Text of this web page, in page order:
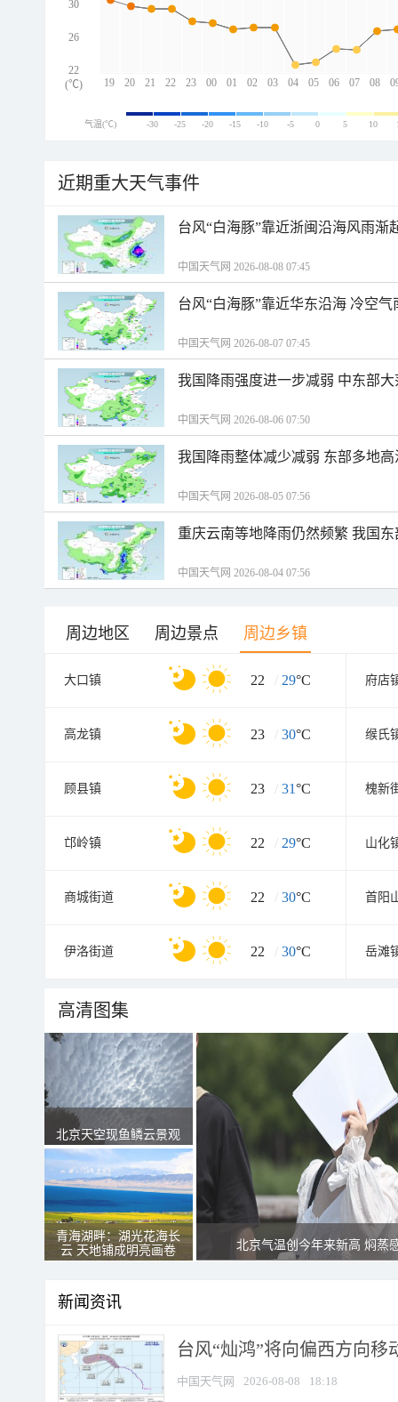
19 20 21 22 23 00 01 02 03 04 05 06 07 08
30
26
22
(℃)
气温(℃) -30 -25 -20 -15 -10 -5 0 5 10
近期重大天气事件
台风“白海豚”靠近浙闽沿海风雨渐
中国天气网 2026-08-08 07:45
台风“白海豚”靠近华东沿海 冷空
中国天气网 2026-08-07 07:45
我国降雨强度进一步减弱 中东部
中国天气网 2026-08-06 07:50
我国降雨整体减少减弱 东部多地
中国天气网 2026-08-05 07:56
重庆云南等地降雨仍然频繁 我国
中国天气网 2026-08-04 07:56
周边地区 周边景点 周边乡镇
大口镇 22 / 29°C 府店
高龙镇 23 / 30°C 缑氏
顾县镇 23 / 31°C 槐新
邙岭镇 22 / 29°C 山化
商城街道 22 / 30°C 首阳
伊洛街道 22 / 30°C 岳滩
高清图集
北京天空现鱼鳞云景观
青海湖畔：湖光花海长
云 天地铺成明亮画卷
北京气温创今年来新高 焖蒸
新闻资讯
台风“灿鸿”将向偏西方向移
中国天气网 2026-08-08 18:18